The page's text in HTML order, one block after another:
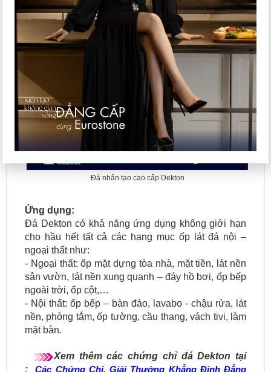
Đá nhân tạo cao cấp Dekton
Ứng dụng:
Đá Dekton có khả năng ứng dụng không giới hạn
cho hầu hết tất cả các hạng mục ốp lát đá nội –
ngoại thất như:
- Ngoại thất: ốp mặt dựng tòa nhà, mặt tiền, lát nền
sân vườn, lát nền xung quanh – đáy hồ bơi, ốp bếp
ngoài trời, ốp cột,…
- Nội thất: ốp bếp – bàn đảo, lavabo - chậu rửa, lát
nền, phòng tắm, ốp tường, cầu thang, vách tivi, làm
mặt bàn.
Xem thêm các chứng chỉ đá Dekton tại
:
Các Chứng Chỉ, Giải Thưởng Khẳng Định Đẳng